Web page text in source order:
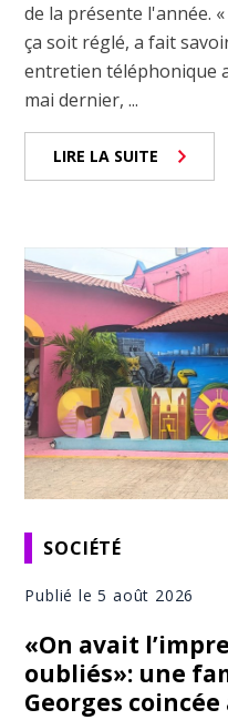
de la présente l'année.
ça soit réglé, a fait
entretien téléphonique
mai dernier, ...
LIRE LA SUITE
SOCIÉTÉ
Publié le 5 août 2026
«On avait
oubliés»: une
Georges